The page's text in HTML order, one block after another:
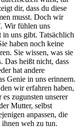
dir, dass du diese
musst. Doch wir
Wir fühlen uns
in uns gibt. Tatsächlich
haben noch keine
Sie wissen, was sie
Das heißt nicht, dass
hat andere
Genie in uns erinnern.
wir erfahren haben,
zugunsten unserer
Mutter, selbst
anpassen, die
weh zu tun.